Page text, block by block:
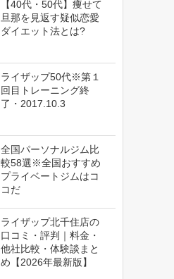
【40代・50代】痩せて
旦那を見返す疑似恋愛
ダイエット法とは?
ライザップ50代※第１
回目トレーニング終
了・2017.10.3
全国パーソナルジム比
較58選※全国おすすめ
プライベートジムはコ
コだ
ライザップ北千住店の
口コミ・評判｜料金・
他社比較・体験談まと
め【2026年最新版】